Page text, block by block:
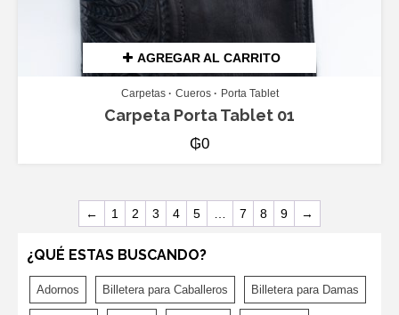
AGREGAR AL CARRITO
Carpetas Cueros Porta Tablet
Carpeta Porta Tablet 01
₲0
← 1 2 3 4 5 7 8 9 →
¿QUÉ ESTAS BUSCANDO?
Adornos Billetera para Caballeros Billetera para Damas